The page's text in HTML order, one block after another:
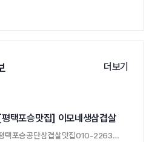
더보기
택포승맛집] 이모네생삼겹살
평택포승공단삼겹살맛집010-2263-1433/010-8420-1433 …